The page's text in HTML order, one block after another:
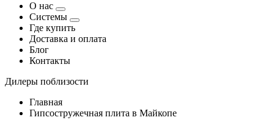
О нас
Системы
Где купить
Доставка и оплата
Блог
Контакты
Дилеры поблизости
Главная
Гипсостружечная плита в Майкопе